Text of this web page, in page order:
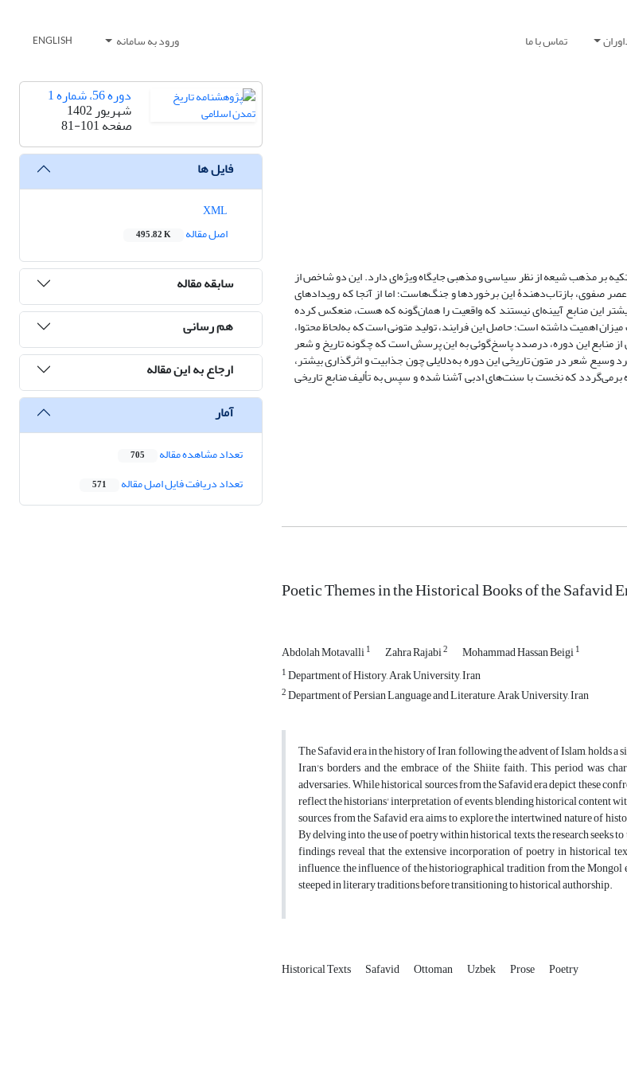
تماس با ما ورود به سامانه ENGLISH
بر مذهب شیعه از نظر سیاسی و مذهبی جایگاه ویژه‌ای دارد. این دو شاخص از
صفوی، بازتاب‌دهندۀ این برخوردها و جنگ‌هاست؛ اما از آنجا که رویدادهای
این منابع آیینه‌ای نیستند که واقعیت را همان‌گونه که هست، منعکس کرده
اهمیت داشته است؛ حاصل این فرایند، تولید متونی است که به‌لحاظ محتوا،
منابع این دوره، درصدد پاسخ‌گوئی به این پرسش است که چگونه تاریخ و شعر
وسیع شعر در متون تاریخی این دوره به‌دلایلی چون جذابیت و اثرگذاری بیشتر،
که نخست با سنت‌های ادبی آشنا شده و سپس به تألیف منابع تاریخی
Poetic Themes in the Historical Books of the Safavid
Abdolah Motavalli1 Zahra Rajabi2 Mohammad Hassan Beigi1
1Department of History, Arak University, Iran
2Department of Persian Language and Literature, Arak University, Iran
The Safavid era in the history of Iran, following the advent of Islam, holds
Iran's borders and the embrace of the Shiite faith. This period was
adversaries. While historical sources from the Safavid era depict these
reflect the historians' interpretation of events, blending historical content
sources from the Safavid era, aims to explore the intertwined nature of
By delving into the use of poetry within historical texts, the research seeks
findings reveal that the extensive incorporation of poetry in historical
influence, the influence of the historiographical tradition from the Mongol
steeped in literary traditions before transitioning to historical authorship.
Historical Texts Safavid Ottoman Uzbek Prose Poetry
دوره 56، شماره 1
شهریور 1402
صفحه81-101
فایل ها
اصل مقاله
495.82 K
سابقه مقاله
هم رسانی
ارجاع به این مقاله
آمار
تعداد مشاهده مقاله 705
تعداد دریافت فایل اصل مقاله 571